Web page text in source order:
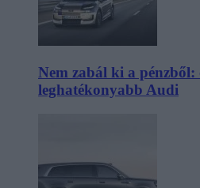
Nem zabál ki a pénzből:
leghatékonyabb Audi